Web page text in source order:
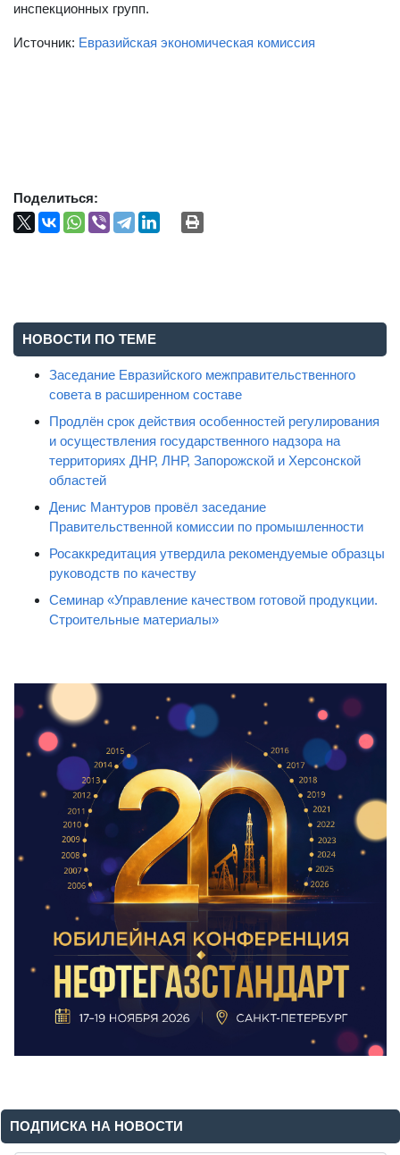
инспекционных групп.
Источник: Евразийская экономическая комиссия
Поделиться:
НОВОСТИ ПО ТЕМЕ
Заседание Евразийского межправительственного
совета в расширенном составе
Продлён срок действия особенностей регулирования
и осуществления государственного надзора на
территориях ДНР, ЛНР, Запорожской и Херсонской
областей
Денис Мантуров провёл заседание
Правительственной комиссии по промышленности
Росаккредитация утвердила рекомендуемые образцы
руководств по качеству
Семинар «Управление качеством готовой продукции.
Строительные материалы»
ПОДПИСКА НА НОВОСТИ